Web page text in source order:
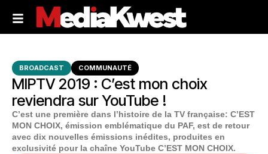
BROADCAST COMMUNAUTÉ
MIPTV 2019 : C’est mon choix
reviendra sur YouTube !
C’est une première dans l’histoire de la TV française: C’EST
MON CHOIX, émission emblématique du PAF, est de retour
avec dix nouvelles émissions inédites, produites en
exclusivité pour la chaîne YouTube C’EST MON CHOIX.